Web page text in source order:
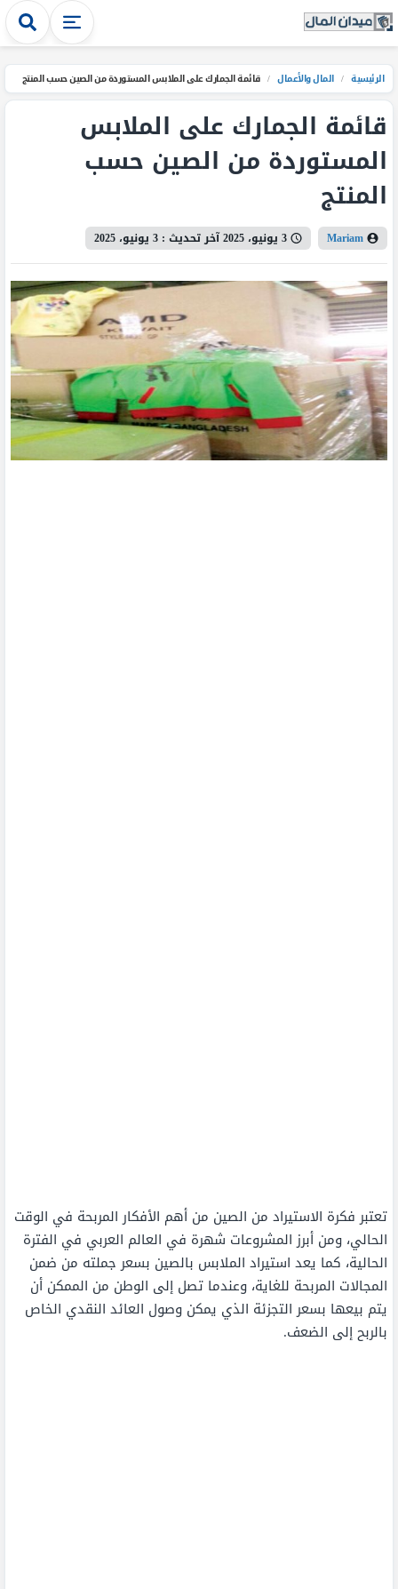
الرئيسية / المال والأعمال / قائمة الجمارك على الملابس المستوردة من الصين حسب المنتج
قائمة الجمارك على الملابس
المستوردة من الصين حسب
المنتج
Mariam 3 يونيو، 2025 آخر تحديث : 3 يونيو، 2025
تعتبر فكرة الاستيراد من الصين من أهم الأفكار المربحة في الوقت
الحالي، ومن أبرز المشروعات شهرة في العالم العربي في الفترة
الحالية، كما يعد استيراد الملابس بالصين بسعر جملته من ضمن
المجالات المربحة للغاية، وعندما تصل إلى الوطن من الممكن أن
يتم بيعها بسعر التجزئة الذي يمكن وصول العائد النقدي الخاص
بالربح إلى الضعف.